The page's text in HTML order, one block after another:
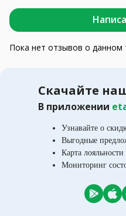
Пока нет отзывов о данном
Скачайте
В приложении
Узнавайте о
Выгодные
Карта
Мониторинг